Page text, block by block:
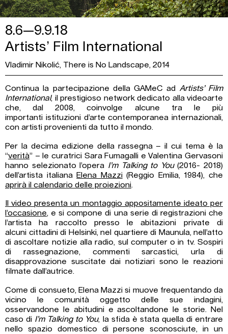
8.6—9.9.18
Artists’ Film International
Vladimir Nikolić, There is No Landscape, 2014
Continua la partecipazione della GAMeC ad Artists’ Film
International, il prestigioso network dedicato alla videoarte
che, dal 2008, coinvolge alcune tra le più
importanti istituzioni d’arte contemporanea internazionali,
con artisti provenienti da tutto il mondo.
Per la decima edizione della rassegna – il cui tema è la
“verità” – le curatrici Sara Fumagalli e Valentina Gervasoni
hanno selezionato l’opera I’m Talking to You(2016- 2018)
dell’artista italianaElena Mazzi(Reggio Emilia, 1984), che
aprirà il calendario delle proiezioni.
Il video presenta un montaggio appositamente ideato per
l’occasione, e si compone di una serie di registrazioni che
l’artista ha raccolto presso le abitazioni private di
alcuni cittadini di Helsinki, nel quartiere di Maunula, nell’atto
di ascoltare notizie alla radio, sul computer o in tv. Sospiri
di rassegnazione, commenti sarcastici, urla di
disapprovazione suscitate dai notiziari sono le reazioni
filmate dall’autrice.
Come di consueto, Elena Mazzi si muove frequentando da
vicino le comunità oggetto delle sue indagini,
osservandone le abitudini e ascoltandone le storie. Nel
caso di I’m Talking to You, la sfida è stata quella di entrare
nello spazio domestico di persone sconosciute, in un